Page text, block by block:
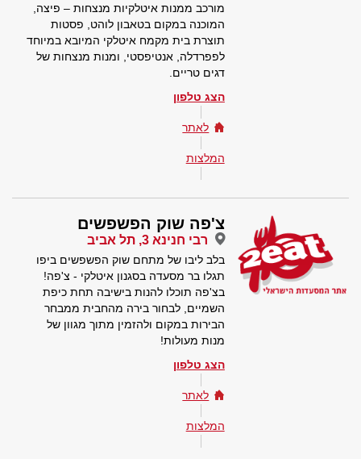
מורכב ממנות איטלקיות מנצחות – פיצה,
המוכנה במקום בטאבון לוהט, פסטות
תוצרת בית מקמח איטלקי המיובא במיוחד
לפפרדלה, אנטיפסטי, ומנות מנצחות של
דגים טריים.
הצג טלפון
לאתר
המלצות
צ'פה שוק הפשפשים
רבי חנינא 3, תל אביב
בלב ליבו של מתחם שוק הפשפשים ביפו
תגלו בר מסעדה בסגנון איטלקי - צ'פה!
בצ'פה תוכלו להנות בישיבה תחת כיפת
השמיים, לבחור בירה מהחבית ממבחר
הבירות במקום ולהזמין מתוך מגוון של
מנות מעולות!
הצג טלפון
לאתר
המלצות